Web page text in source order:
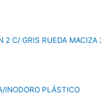
2 C/ GRIS RUEDA MACIZA
INODORO PLÁSTICO